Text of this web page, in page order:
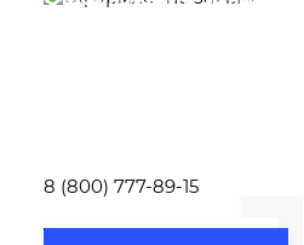
8 (800) 777-89-15